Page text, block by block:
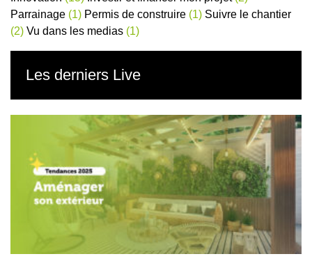
Parrainage (1) Permis de construire (1) Suivre le chantier
(2) Vu dans les medias (1)
Les derniers Live